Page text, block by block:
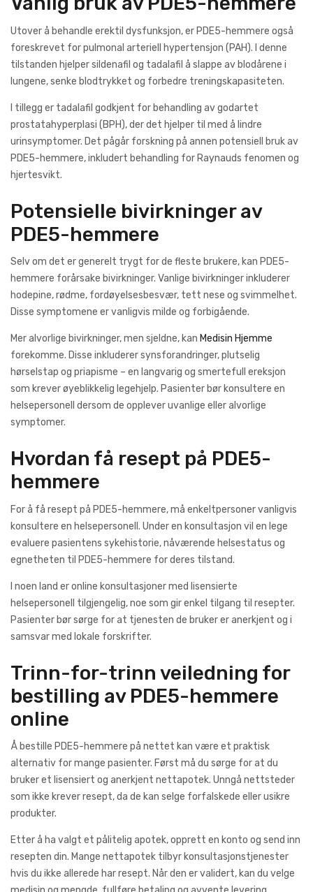
Utover å behandle erektil dysfunksjon, er PDE5-hemmere også
foreskrevet for pulmonal arteriell hypertensjon (PAH). I denne
tilstanden hjelper sildenafil og tadalafil å slappe av blodårene i
lungene, senke blodtrykket og forbedre treningskapasiteten.
I tillegg er tadalafil godkjent for behandling av godartet
prostatahyperplasi (BPH), der det hjelper til med å lindre
urinsymptomer. Det pågår forskning på annen potensiell bruk av
PDE5-hemmere, inkludert behandling for Raynauds fenomen og
hjertesvikt.
Potensielle bivirkninger av
PDE5-hemmere
Selv om det er generelt trygt for de fleste brukere, kan PDE5-
hemmere forårsake bivirkninger. Vanlige bivirkninger inkluderer
hodepine, rødme, fordøyelsesbesvær, tett nese og svimmelhet.
Disse symptomene er vanligvis milde og forbigående.
Mer alvorlige bivirkninger, men sjeldne, kan Medisin Hjemme
forekomme. Disse inkluderer synsforandringer, plutselig
hørselstap og priapisme – en langvarig og smertefull ereksjon
som krever øyeblikkelig legehjelp. Pasienter bør konsultere en
helsepersonell dersom de opplever uvanlige eller alvorlige
symptomer.
Hvordan få resept på PDE5-
hemmere
For å få resept på PDE5-hemmere, må enkeltpersoner vanligvis
konsultere en helsepersonell. Under en konsultasjon vil en lege
evaluere pasientens sykehistorie, nåværende helsestatus og
egnetheten til PDE5-hemmere for deres tilstand.
I noen land er online konsultasjoner med lisensierte
helsepersonell tilgjengelig, noe som gir enkel tilgang til resepter.
Pasienter bør sørge for at tjenesten de bruker er anerkjent og i
samsvar med lokale forskrifter.
Trinn-for-trinn veiledning for
bestilling av PDE5-hemmere
online
Å bestille PDE5-hemmere på nettet kan være et praktisk
alternativ for mange pasienter. Først må du sørge for at du
bruker et lisensiert og anerkjent nettapotek. Unngå nettsteder
som ikke krever resept, da de kan selge forfalskede eller usikre
produkter.
Etter å ha valgt et pålitelig apotek, opprett en konto og send inn
resepten din. Mange nettapotek tilbyr konsultasjonstjenester
hvis du ikke allerede har resept. Når den er validert, kan du velge